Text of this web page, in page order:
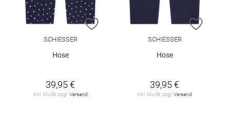
ZUR WUNSCHLISTE HINZUFÜGEN
SCHIESSER
Hose
39,95 €
inkl. MwSt. zzgl. Versand
ZUR
SCHIESSER
Hose
39,95 €
inkl. MwSt. zzgl. Versand